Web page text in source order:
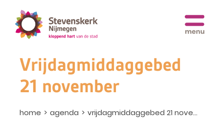
Vrijdagmiddaggebed
21 november
home agenda vrijdagmiddaggebed 21 november